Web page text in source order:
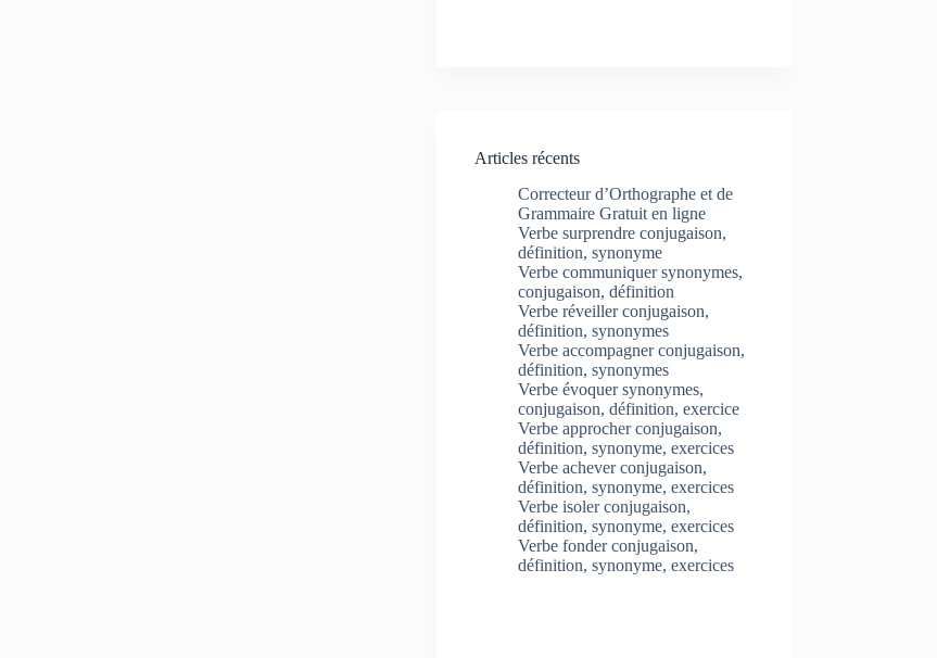
Articles récents
Correcteur d’Orthographe et de
Grammaire Gratuit en ligne
Verbe surprendre conjugaison,
définition, synonyme
Verbe communiquer synonymes,
conjugaison, définition
Verbe réveiller conjugaison,
définition, synonymes
Verbe accompagner conjugaison,
définition, synonymes
Verbe évoquer synonymes,
conjugaison, définition, exercice
Verbe approcher conjugaison,
définition, synonyme, exercices
Verbe achever conjugaison,
définition, synonyme, exercices
Verbe isoler conjugaison,
définition, synonyme, exercices
Verbe fonder conjugaison,
définition, synonyme, exercices